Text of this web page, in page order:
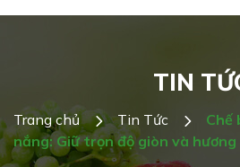
TIN
Trang chủ Tin Tức
Chế
nắng: Giữ trọn độ giòn và